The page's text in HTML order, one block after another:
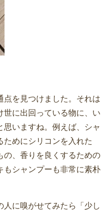
点を見つけました。それは
世に出回っている物に、い
思いますね。例えば、シャ
ためにシリコンを入れた
の、香りを良くするための
もシャンプーも非常に素朴
に嗅がせてみたら「少し